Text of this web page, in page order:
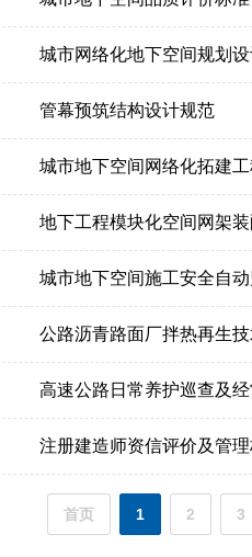
城市网络化地下空间规划
管幕预筑结构设计规范
城市地下空间网络化拓建
地下工程模块化空间网架
城市地下空间施工安全自
公路沥青路面厂拌热再生
高速公路日常养护巡查及
注册建造师资信评价及管
首页 1 2 3